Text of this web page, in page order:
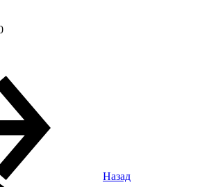
Назад